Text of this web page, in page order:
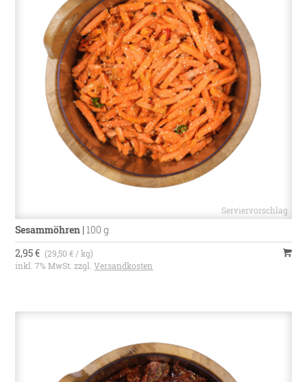
Sesammöhren |100 g
2,95 € (29,50 € / kg)
inkl. 7% MwSt. zzgl.Versandkosten